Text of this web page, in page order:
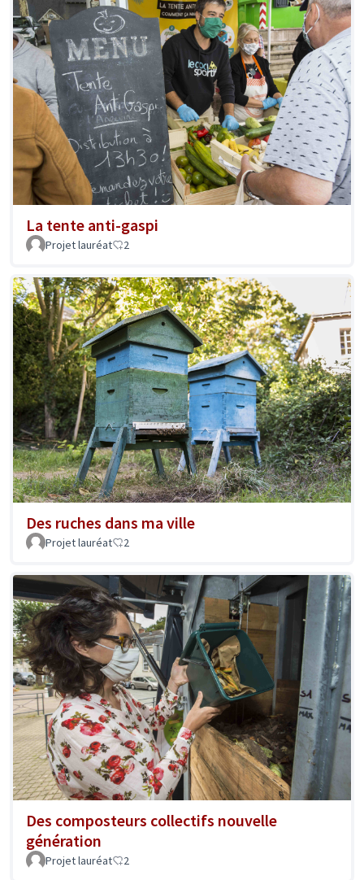
La tente anti-gaspi
Projet lauréat 2
Des ruches dans ma ville
Projet lauréat 2
Des composteurs collectifs nouvelle
génération
Projet lauréat 2